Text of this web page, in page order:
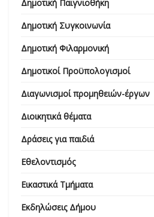
Δημοτική Παιγνιοθήκη
Δημοτική Συγκοινωνία
Δημοτική Φιλαρμονική
Δημοτικοί Προϋπολογισμοί
Διαγωνισμοί προμηθειών-έργων
Διοικητικά θέματα
Δράσεις για παιδιά
Εθελοντισμός
Εικαστικά Τμήματα
Εκδηλώσεις Δήμου